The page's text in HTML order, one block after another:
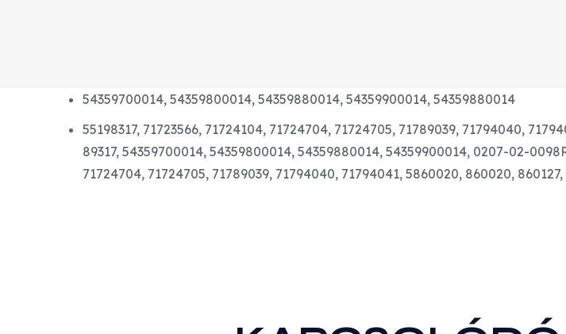
54359700014, 54359800014, 54359880014, 54359900014, 54359880014
55198317, 71723566, 71724104, 71724704, 71724705, 71789039, 71794040,
89317, 54359700014, 54359800014, 54359880014, 54359900014, 0207-02-
71724704, 71724705, 71789039, 71794040, 71794041, 5860020, 860020, 860127,